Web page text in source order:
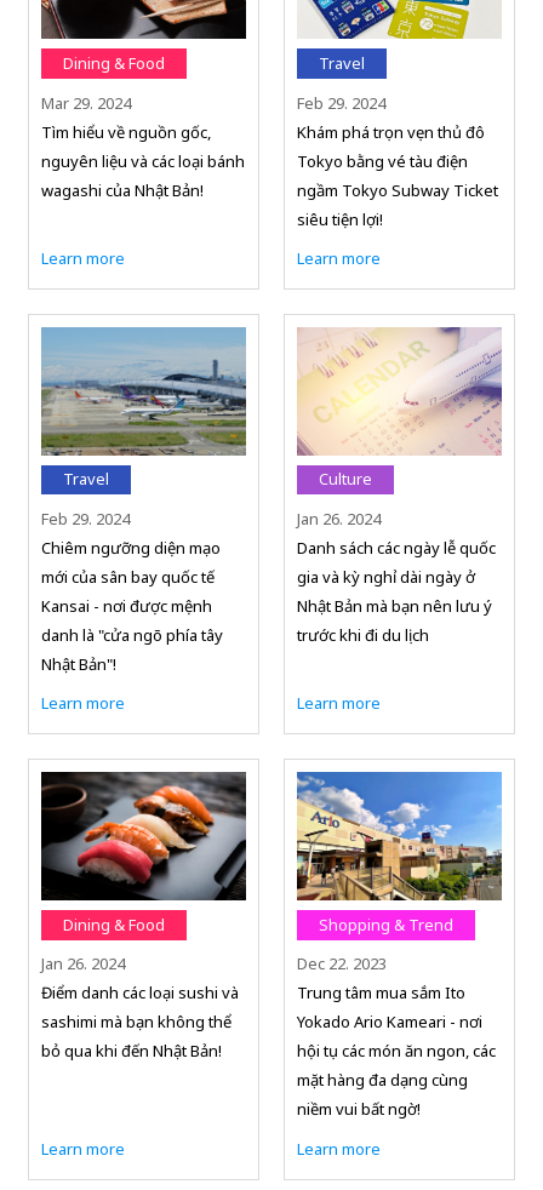
Dining & Food
Mar 29. 2024
Tìm hiểu về nguồn gốc,
nguyên liệu và các loại bánh
wagashi của Nhật Bản!
Learn more
Travel
Feb 29. 2024
Khám phá trọn vẹn thủ đô
Tokyo bằng vé tàu điện
ngầm Tokyo Subway Ticket
siêu tiện lợi!
Learn more
Travel
Feb 29. 2024
Chiêm ngưỡng diện mạo
mới của sân bay quốc tế
Kansai - nơi được mệnh
danh là "cửa ngõ phía tây
Nhật Bản"!
Learn more
Culture
Jan 26. 2024
Danh sách các ngày lễ quốc
gia và kỳ nghỉ dài ngày ở
Nhật Bản mà bạn nên lưu ý
trước khi đi du lịch
Learn more
Dining & Food
Jan 26. 2024
Điểm danh các loại sushi và
sashimi mà bạn không thể
bỏ qua khi đến Nhật Bản!
Learn more
Shopping & Trend
Dec 22. 2023
Trung tâm mua sắm Ito
Yokado Ario Kameari - nơi
hội tụ các món ăn ngon, các
mặt hàng đa dạng cùng
niềm vui bất ngờ!
Learn more